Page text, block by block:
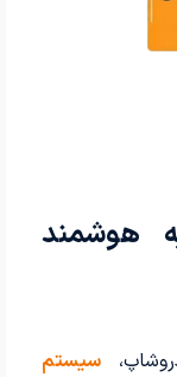
هوشمند
سیستم